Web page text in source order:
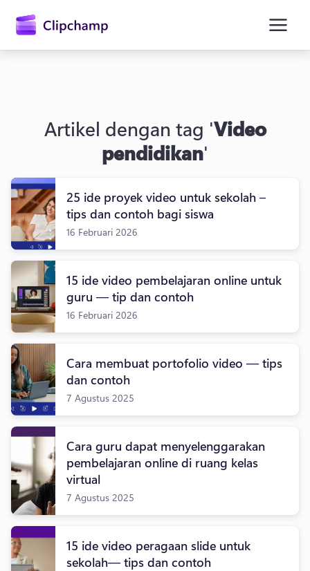
utama
Masuk
Coba gratis
Artikel dengan tag 'Video
pendidikan'
25 ide proyek video untuk sekolah –
tips dan contoh bagi siswa
16 Februari 2026
15 ide video pembelajaran online untuk
guru — tip dan contoh
16 Februari 2026
Cara membuat portofolio video — tips
dan contoh
7 Agustus 2025
Cara guru dapat menyelenggarakan
pembelajaran online di ruang kelas
virtual
7 Agustus 2025
15 ide video peragaan slide untuk
sekolah— tips dan contoh